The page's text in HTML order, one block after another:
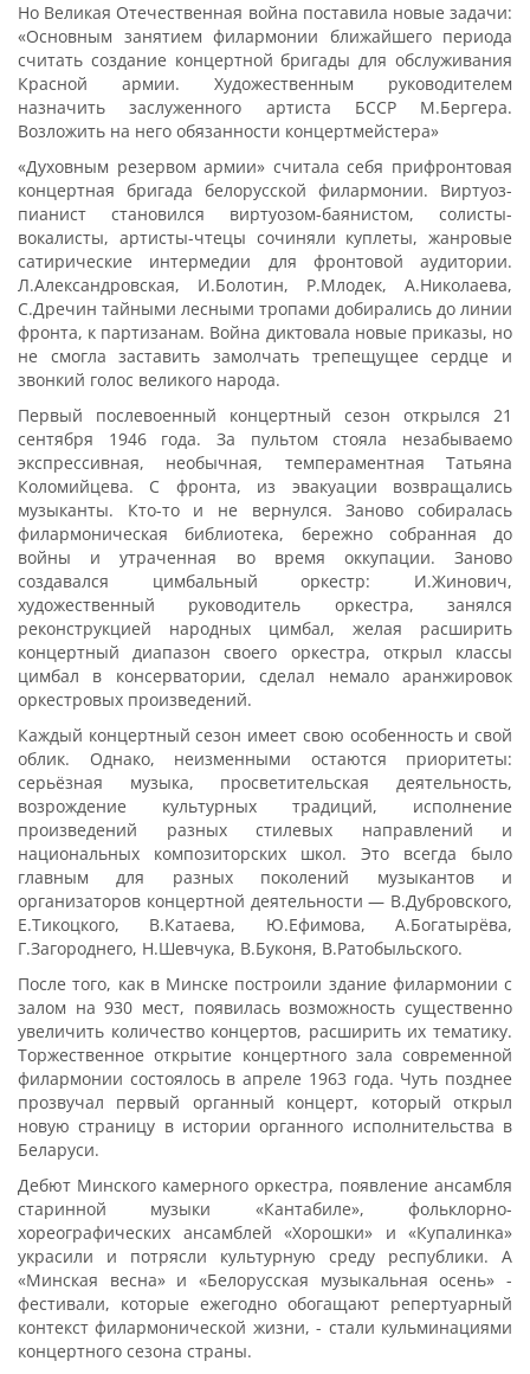
Но Великая Отечественная война поставила новые задачи:
«Основным занятием филармонии ближайшего периода
считать создание концертной бригады для обслуживания
Красной армии. Художественным руководителем
назначить заслуженного артиста БССР М.Бергера.
Возложить на него обязанности концертмейстера»
«Духовным резервом армии» считала себя прифронтовая
концертная бригада белорусской филармонии. Виртуоз-
пианист становился виртуозом-баянистом, солисты-
вокалисты, артисты-чтецы сочиняли куплеты, жанровые
сатирические интермедии для фронтовой аудитории.
Л.Александровская, И.Болотин, Р.Млодек, А.Николаева,
С.Дречин тайными лесными тропами добирались до линии
фронта, к партизанам. Война диктовала новые приказы, но
не смогла заставить замолчать трепещущее сердце и
звонкий голос великого народа.
Первый послевоенный концертный сезон открылся 21
сентября 1946 года. За пультом стояла незабываемо
экспрессивная, необычная, темпераментная Татьяна
Коломийцева. С фронта, из эвакуации возвращались
музыканты. Кто-то и не вернулся. Заново собиралась
филармоническая библиотека, бережно собранная до
войны и утраченная во время оккупации. Заново
создавался цимбальный оркестр: И.Жинович,
художественный руководитель оркестра, занялся
реконструкцией народных цимбал, желая расширить
концертный диапазон своего оркестра, открыл классы
цимбал в консерватории, сделал немало аранжировок
оркестровых произведений.
Каждый концертный сезон имеет свою особенность и свой
облик. Однако, неизменными остаются приоритеты:
серьёзная музыка, просветительская деятельность,
возрождение культурных традиций, исполнение
произведений разных стилевых направлений и
национальных композиторских школ. Это всегда было
главным для разных поколений музыкантов и
организаторов концертной деятельности — В.Дубровского,
Е.Тикоцкого, В.Катаева, Ю.Ефимова, А.Богатырёва,
Г.Загороднего, Н.Шевчука, В.Буконя, В.Ратобыльского.
После того, как в Минске построили здание филармонии с
залом на 930 мест, появилась возможность существенно
увеличить количество концертов, расширить их тематику.
Торжественное открытие концертного зала современной
филармонии состоялось в апреле 1963 года. Чуть позднее
прозвучал первый органный концерт, который открыл
новую страницу в истории органного исполнительства в
Беларуси.
Дебют Минского камерного оркестра, появление ансамбля
старинной музыки «Кантабиле», фольклорно-
хореографических ансамблей «Хорошки» и «Купалинка»
украсили и потрясли культурную среду республики. А
«Минская весна» и «Белорусская музыкальная осень» -
фестивали, которые ежегодно обогащают репертуарный
контекст филармонической жизни, - стали кульминациями
концертного сезона страны.